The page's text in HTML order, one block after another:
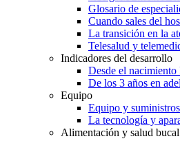
Glosario de
Cuando sales del
La transición en la
Telesalud y
Indicadores del desarrollo
Desde el nacimiento
De los 3 años en
Equipo
Equipo y
La tecnología y
Alimentación y salud bucal